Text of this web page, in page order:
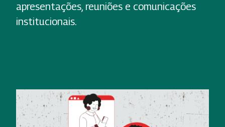
apresentações, reuniões e comunicações
institucionais.